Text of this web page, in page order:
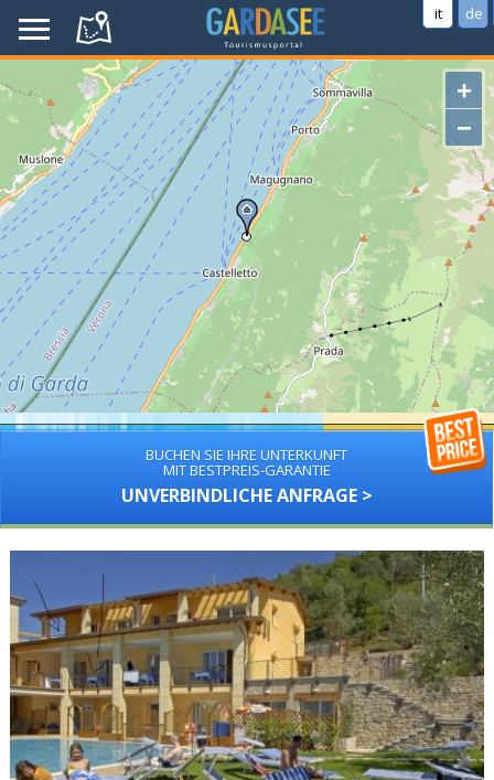
it de
+
−
BUCHEN SIE IHRE UNTERKUNFT
MIT BESTPREIS-GARANTIE
UNVERBINDLICHE ANFRAGE >